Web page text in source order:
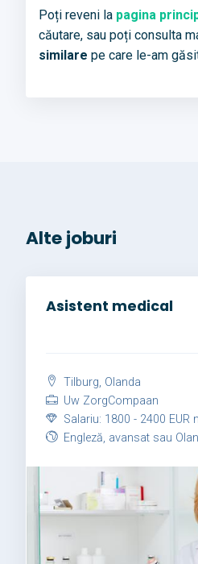
Poți reveni la pagina
căutare, sau poți consulta
similare pe care le-am
Alte joburi
Asistent medical
Tilburg, Olanda
Uw ZorgCompaan
Salariu: 1800 - 2400 EUR
Engleză, avansat sau